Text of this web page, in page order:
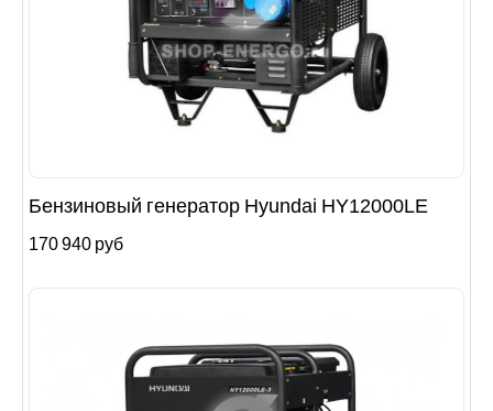
Бензиновый генератор Hyundai HY12000LE
170 940 руб